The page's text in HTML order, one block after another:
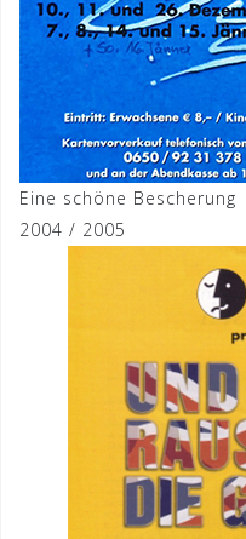
Eine schöne Bescherung
2004 / 2005